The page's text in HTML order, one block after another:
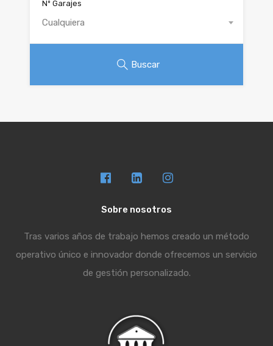
Nº Garajes
Cualquiera
Buscar
Sobre nosotros
Tras varios años de trabajo hemos creado un método
operativo único e innovador donde ofrecemos un servicio
de gestión personalizado.